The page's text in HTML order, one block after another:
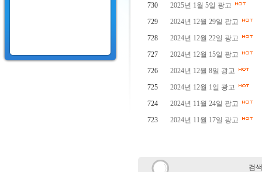
730
2025년 1월 5일 광고
729
2024년 12월 29일 광고
728
2024년 12월 22일 광고
727
2024년 12월 15일 광고
726
2024년 12월 8일 광고
725
2024년 12월 1일 광고
724
2024년 11월 24일 광고
723
2024년 11월 17일 광고
검